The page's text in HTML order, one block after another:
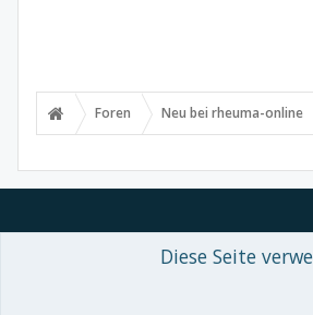
Foren Neu bei rheuma-online
Forum software by XenForo™© 2010-2018
Diese Seite